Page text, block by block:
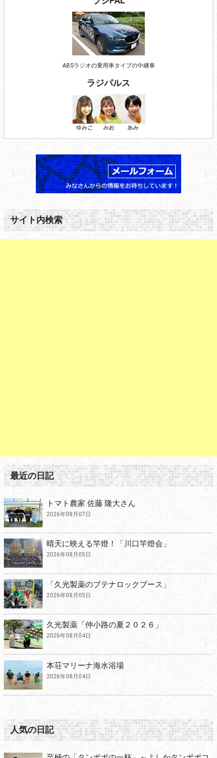
ABSラジオの乗用車タイプの中継車
ラジパルス
サイト内検索
最近の日記
トマト農家 佐藤 隆大さん
2026年08月07日
晴天に映える竿燈！「川口竿燈会」
2026年08月05日
「久光製薬のブテナロックブース」
2026年08月05日
久光製薬「仲小路の夏２０２６」
2026年08月04日
本荘マリーナ海水浴場
2026年08月04日
人気の日記